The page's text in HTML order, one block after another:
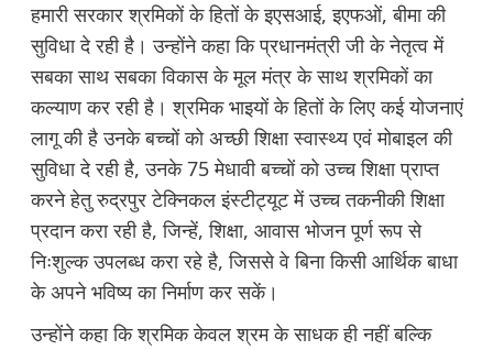
हमारी सरकार श्रमिकों के हितों के इएसआई, इएफओं, बीमा की
सुविधा दे रही है। उन्होंने कहा कि प्रधानमंत्री जी के नेतृत्व में
सबका साथ सबका विकास के मूल मंत्र के साथ श्रमिकों का
कल्याण कर रही है। श्रमिक भाइयों के हितों के लिए कई योजनाएं
लागू की है उनके बच्चों को अच्छी शिक्षा स्वास्थ्य एवं मोबाइल की
सुविधा दे रही है, उनके 75 मेधावी बच्चों को उच्च शिक्षा प्राप्त
करने हेतु रुद्रपुर टेक्निकल इंस्टीट्यूट में उच्च तकनीकी शिक्षा
प्रदान करा रही है, जिन्हें, शिक्षा, आवास भोजन पूर्ण रूप से
निःशुल्क उपलब्ध करा रहे है, जिससे वे बिना किसी आर्थिक बाधा
के अपने भविष्य का निर्माण कर सकें।
उन्होंने कहा कि श्रमिक केवल श्रम के साधक ही नहीं बल्कि